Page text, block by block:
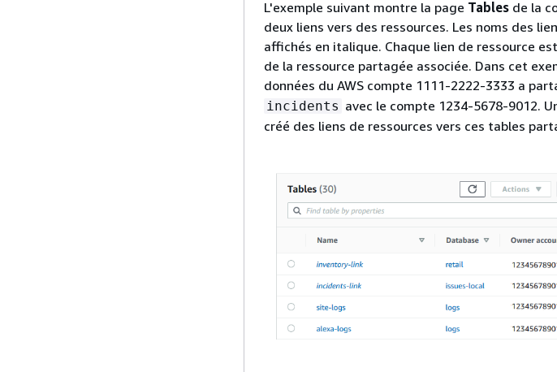
L'exemple suivant montre la page Tables de la
deux liens vers des ressources. Les noms des
affichés en italique. Chaque lien de ressource
de la ressource partagée associée. Dans cet
données du AWS compte 1111-2222-3333 a
incidents avec le compte 1234-5678-9012.
créé des liens de ressources vers ces tables